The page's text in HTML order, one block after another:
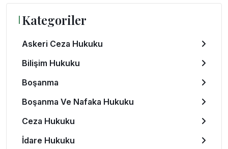
Kategoriler
Askeri Ceza Hukuku
Bilişim Hukuku
Boşanma
Boşanma Ve Nafaka Hukuku
Ceza Hukuku
İdare Hukuku